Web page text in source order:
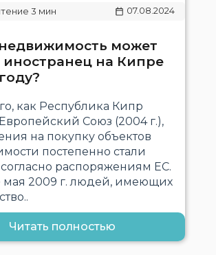
07.08.2024
может
иностранец на Кипре
как Республика Кипр
Союз (2004 г.),
на покупку объектов
постепенно стали
распоряжениям ЕС.
мая 2009 г. людей, имеющих
Читать полностью